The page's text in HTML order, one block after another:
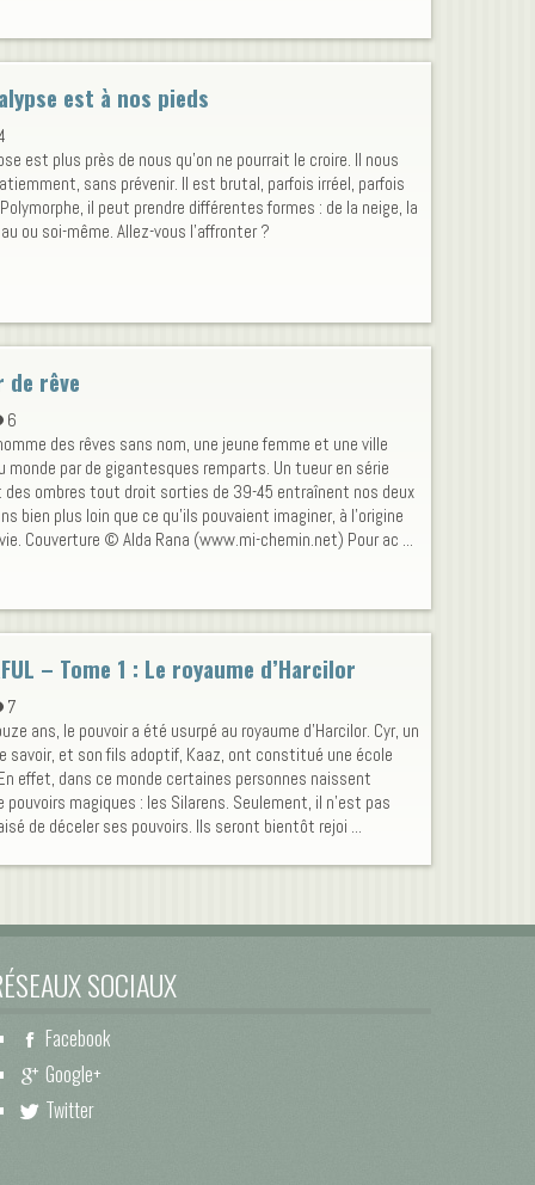
est à nos pieds
est plus près de nous qu'on ne pourrait le croire. Il nous
sans prévenir. Il est brutal, parfois irréel, parfois
il peut prendre différentes formes : de la neige, la
ou soi-même. Allez-vous l'affronter ?
de rêve
6
des rêves sans nom, une jeune femme et une ville
monde par de gigantesques remparts. Un tueur en série
ombres tout droit sorties de 39-45 entraînent nos deux
bien plus loin que ce qu’ils pouvaient imaginer, à l’origine
Couverture © Alda Rana (www.mi-chemin.net) Pour ac ...
– Tome 1 : Le royaume d’Harcilor
7
ans, le pouvoir a été usurpé au royaume d'Harcilor. Cyr, un
savoir, et son fils adoptif, Kaaz, ont constitué une école
effet, dans ce monde certaines personnes naissent
pouvoirs magiques : les Silarens. Seulement, il n'est pas
de déceler ses pouvoirs. Ils seront bientôt rejoi ...
SOCIAUX
Facebook
Google+
Twitter